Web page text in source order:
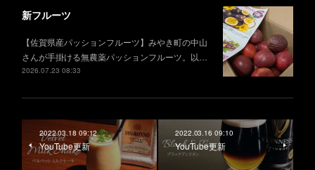
新フルーツ
【佐賀県産パッションフルーツ】みやき町の中山
さんが手掛ける無農薬パッションフルーツ。以…
2026.07.23 08:33
2022.03.18 09:12
YouTube更新
2022.03.16 09:10
YouTube更新